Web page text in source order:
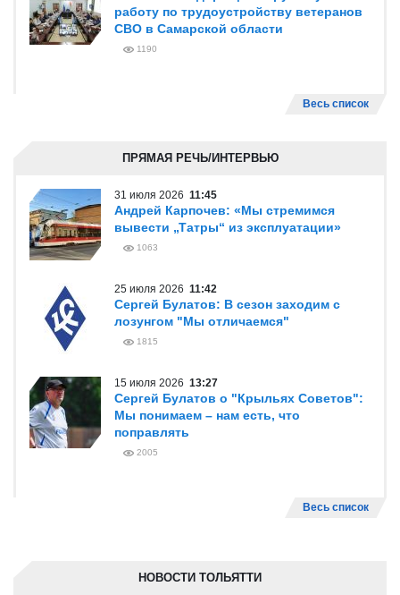
работу по трудоустройству ветеранов
СВО в Самарской области
1190
Весь список
ПРЯМАЯ РЕЧЬ/ИНТЕРВЬЮ
31 июля 2026 11:45
Андрей Карпочев: «Мы стремимся
вывести „Татры“ из эксплуатации»
1063
25 июля 2026 11:42
Сергей Булатов: В сезон заходим с
лозунгом "Мы отличаемся"
1815
15 июля 2026 13:27
Сергей Булатов о "Крыльях Советов":
Мы понимаем – нам есть, что
поправлять
2005
Весь список
НОВОСТИ ТОЛЬЯТТИ